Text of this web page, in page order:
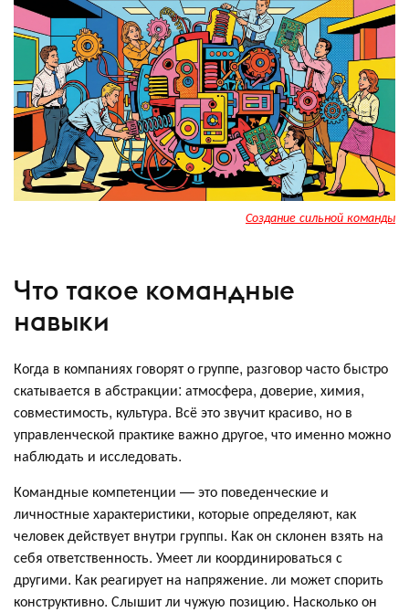
Создание сильной команды
Что такое командные
навыки
Когда в компаниях говорят о группе, разговор часто быстро
скатывается в абстракции: атмосфера, доверие, химия,
совместимость, культура. Всё это звучит красиво, но в
управленческой практике важно другое, что именно можно
наблюдать и исследовать.
Командные компетенции — это поведенческие и
личностные характеристики, которые определяют, как
человек действует внутри группы. Как он склонен взять на
себя ответственность. Умеет ли координироваться с
другими. Как реагирует на напряжение. ли может спорить
конструктивно. Слышит ли чужую позицию. Насколько он